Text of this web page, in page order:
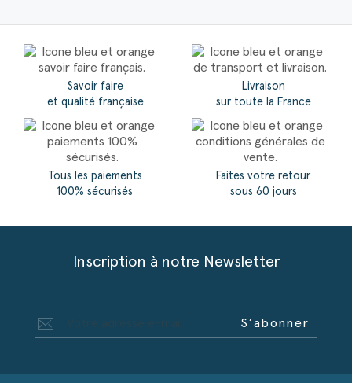
Savoir faire
et qualité française
Tous les paiements
100% sécurisés
Livraison
sur toute la France
Faites votre retour
sous 60 jours
Inscription à notre Newsletter
S’abonner